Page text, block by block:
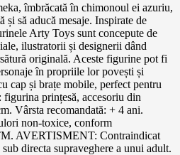
îmbrăcată în chimonoul ei azuriu,
să aducă mesaje. Inspirate de
Arty Toys sunt concepute de
ilustratorii și designerii dând
originală. Aceste figurine pot fi
în propriile lor povești și
cap și brațe mobile, perfect pentru
prințesă, accesoriu din
Vârsta recomandată: + 4 ani.
non-toxice, conform
AVERTISMENT: Contraindicat
directa supraveghere a unui adult.